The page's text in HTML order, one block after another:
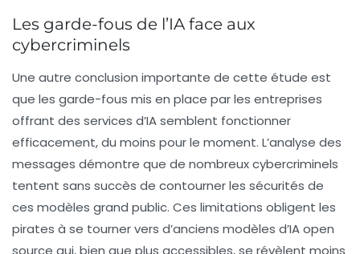
Les garde-fous de l’IA face aux
cybercriminels
Une autre conclusion importante de cette étude est
que les garde-fous mis en place par les entreprises
offrant des services d’IAsemblent fonctionner
efficacement, du moins pour le moment. L’analyse des
messages démontre que de nombreux cybercriminels
tentent sans succès de contourner les sécurités de
ces modèles grand public. Ces limitations obligent les
pirates à se tourner vers d’anciens modèles d’IAopen
source qui, bien que plus accessibles, se révèlent moins